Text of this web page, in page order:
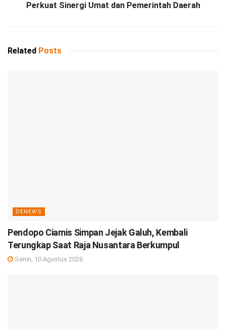
Perkuat Sinergi Umat dan Pemerintah Daerah
Related Posts
DENEWS
Pendopo Ciamis Simpan Jejak Galuh, Kembali
Terungkap Saat Raja Nusantara Berkumpul
Senin, 10 Agustus 2026